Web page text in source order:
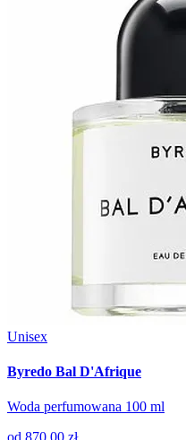
Unisex
Byredo Bal D'Afrique
Woda perfumowana 100 ml